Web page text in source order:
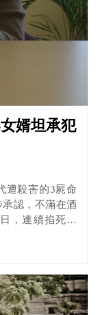
婿坦承犯
遭殺害的3屍命
認，不滿在酒
，連續掐死陳